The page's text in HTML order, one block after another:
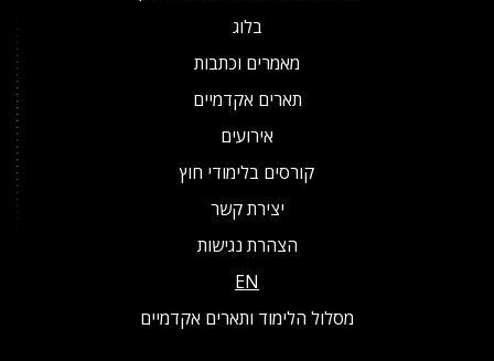
בלוג
מאמרים וכתבות
תארים אקדמיים
אירועים
קורסים בלימודי חוץ
יצירת קשר
הצהרת נגישות
EN
מסלול הלימוד ותארים אקדמיים